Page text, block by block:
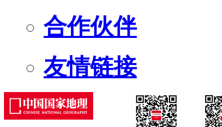
合作伙伴
友情链接